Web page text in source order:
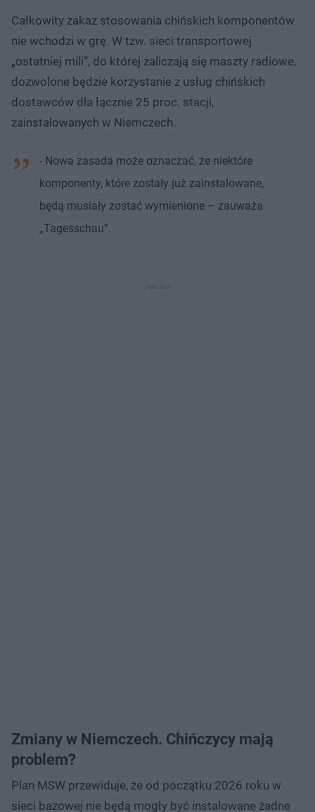
Całkowity zakaz stosowania chińskich komponentów
nie wchodzi w grę. W tzw. sieci transportowej
„ostatniej mili”, do której zaliczają się maszty radiowe,
dozwolone będzie korzystanie z usług chińskich
dostawców dla łącznie 25 proc. stacji,
zainstalowanych w Niemczech.
- Nowa zasada może oznaczać, że niektóre
komponenty, które zostały już zainstalowane,
będą musiały zostać wymienione – zauważa
„Tagesschau”.
Zmiany w Niemczech. Chińczycy mają
problem?
Plan MSW przewiduje, że od początku 2026 roku w
sieci bazowej nie będą mogły być instalowane żadne